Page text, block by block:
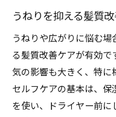
うねりを抑える髪質
うねりや広がりに悩む
る髪質改善ケアが有効で
気の影響も大きく、特に
セルフケアの基本は、保
を使い、ドライヤー前に